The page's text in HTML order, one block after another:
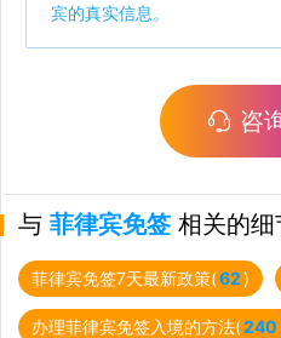
宾的真实信息。
咨
与 菲律宾免签 相关的细
菲律宾免签7天最新政策(62)
办理菲律宾免签入境的方法(240